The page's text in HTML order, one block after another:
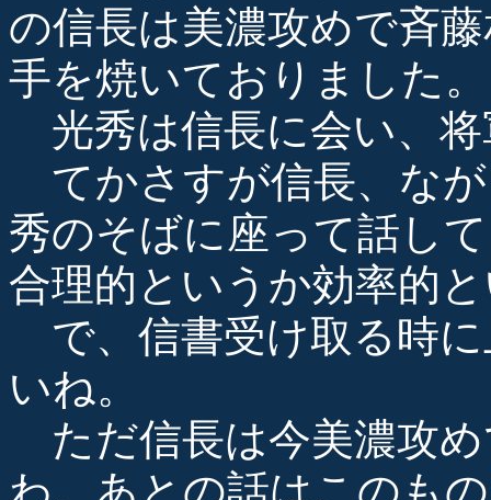
の信長は美濃攻めで斉
手を焼いておりました。
光秀は信長に会い、
てかさすが信長、な
秀のそばに座って話し
合理的というか効率的
で、信書受け取る時
いね。
ただ信長は今美濃攻